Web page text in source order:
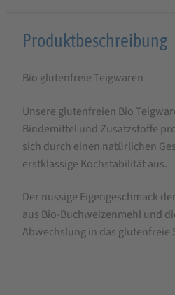
Produktbeschreibung
ALB-
GOLD
Bio
Buchweizen
Fusilli
Produktbeschreibung
Bio glutenfreie Teigwaren
Unsere glutenfreien Bio
Bindemittel und Zusatzstoffe
sich durch einen natürlichen
erstklassige Kochstabilität aus.
Der nussige Eigengeschmack
aus Bio-Buchweizenmehl und
Abwechslung in das glutenfreie